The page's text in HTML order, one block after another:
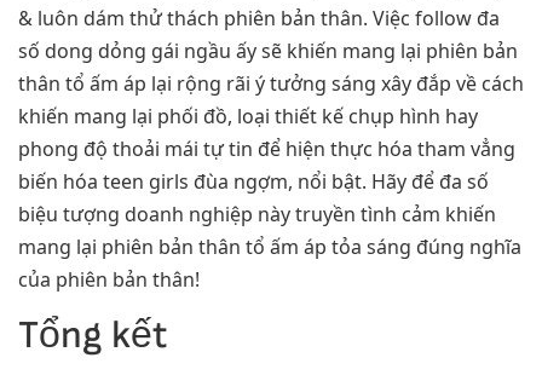
& luôn dám thử thách phiên bản thân. Việc follow đa
số dong dỏng gái ngầu ấy sẽ khiến mang lại phiên bản
thân tổ ấm áp lại rộng rãi ý tưởng sáng xây đắp về cách
khiến mang lại phối đồ, loại thiết kế chụp hình hay
phong độ thoải mái tự tin để hiện thực hóa tham vẳng
biến hóa teen girls đùa ngợm, nổi bật. Hãy để đa số
biệu tượng doanh nghiệp này truyền tình cảm khiến
mang lại phiên bản thân tổ ấm áp tỏa sáng đúng nghĩa
của phiên bản thân!
Tổng kết